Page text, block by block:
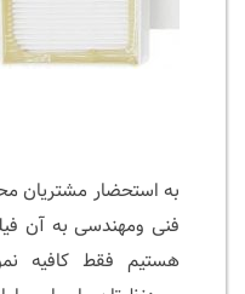
به استحضار مشتریان
فنی ومهندسی به آن
هستیم فقط کافیه